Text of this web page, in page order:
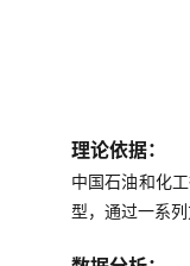
理论依据：
中国石油和化
型，通过一系